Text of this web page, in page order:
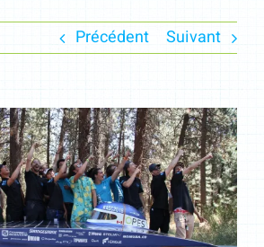
Précédent Suivant